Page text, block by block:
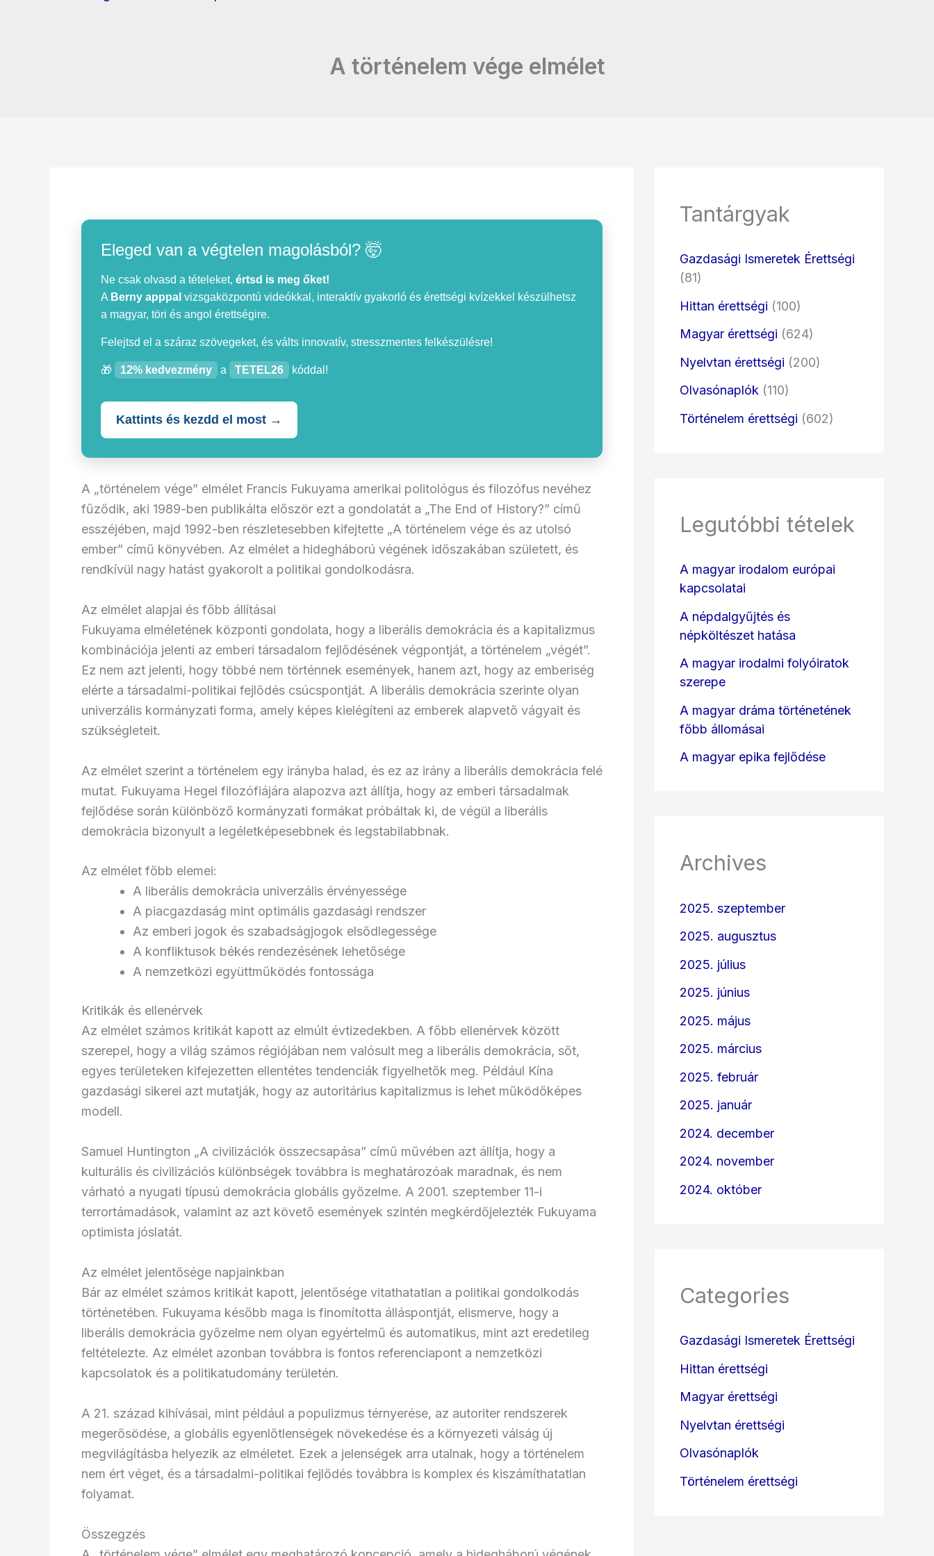
A történelem vége elmélet
Eleged van a végtelen magolásból? 🤯
Ne csak olvasd a tételeket, értsd is meg őket!
A Berny apppal vizsgaközpontú videókkal, interaktív gyakorló és érettségi kvízekkel készülhetsz
a magyar, töri és angol érettségire.
Felejtsd el a száraz szövegeket, és válts innovatív, stresszmentes felkészülésre!
🎁 12% kedvezmény a TETEL26 kóddal!
Kattints és kezdd el most →
A „történelem vége” elmélet Francis Fukuyama amerikai politológus és filozófus nevéhez
fűződik, aki 1989-ben publikálta először ezt a gondolatát a „The End of History?” című
esszéjében, majd 1992-ben részletesebben kifejtette „A történelem vége és az utolsó
ember” című könyvében. Az elmélet a hidegháború végének időszakában született, és
rendkívül nagy hatást gyakorolt a politikai gondolkodásra.
Az elmélet alapjai és főbb állításai
Fukuyama elméletének központi gondolata, hogy a liberális demokrácia és a kapitalizmus
kombinációja jelenti az emberi társadalom fejlődésének végpontját, a történelem „végét”.
Ez nem azt jelenti, hogy többé nem történnek események, hanem azt, hogy az emberiség
elérte a társadalmi-politikai fejlődés csúcspontját. A liberális demokrácia szerinte olyan
univerzális kormányzati forma, amely képes kielégíteni az emberek alapvető vágyait és
szükségleteit.
Az elmélet szerint a történelem egy irányba halad, és ez az irány a liberális demokrácia felé
mutat. Fukuyama Hegel filozófiájára alapozva azt állítja, hogy az emberi társadalmak
fejlődése során különböző kormányzati formákat próbáltak ki, de végül a liberális
demokrácia bizonyult a legéletképesebbnek és legstabilabbnak.
Az elmélet főbb elemei:
A liberális demokrácia univerzális érvényessége
A piacgazdaság mint optimális gazdasági rendszer
Az emberi jogok és szabadságjogok elsődlegessége
A konfliktusok békés rendezésének lehetősége
A nemzetközi együttműködés fontossága
Kritikák és ellenérvek
Az elmélet számos kritikát kapott az elmúlt évtizedekben. A főbb ellenérvek között
szerepel, hogy a világ számos régiójában nem valósult meg a liberális demokrácia, sőt,
egyes területeken kifejezetten ellentétes tendenciák figyelhetők meg. Például Kína
gazdasági sikerei azt mutatják, hogy az autoritárius kapitalizmus is lehet működőképes
modell.
Samuel Huntington „A civilizációk összecsapása” című művében azt állítja, hogy a
kulturális és civilizációs különbségek továbbra is meghatározóak maradnak, és nem
várható a nyugati típusú demokrácia globális győzelme. A 2001. szeptember 11-i
terrortámadások, valamint az azt követő események szintén megkérdőjelezték Fukuyama
optimista jóslatát.
Az elmélet jelentősége napjainkban
Bár az elmélet számos kritikát kapott, jelentősége vitathatatlan a politikai gondolkodás
történetében. Fukuyama később maga is finomította álláspontját, elismerve, hogy a
liberális demokrácia győzelme nem olyan egyértelmű és automatikus, mint azt eredetileg
feltételezte. Az elmélet azonban továbbra is fontos referenciapont a nemzetközi
kapcsolatok és a politikatudomány területén.
A 21. század kihívásai, mint például a populizmus térnyerése, az autoriter rendszerek
megerősödése, a globális egyenlőtlenségek növekedése és a környezeti válság új
megvilágításba helyezik az elméletet. Ezek a jelenségek arra utalnak, hogy a történelem
nem ért véget, és a társadalmi-politikai fejlődés továbbra is komplex és kiszámíthatatlan
folyamat.
Összegzés
Tantárgyak
Gazdasági Ismeretek Érettségi
(81)
Hittan érettségi (100)
Magyar érettségi (624)
Nyelvtan érettségi (200)
Olvasónaplók (110)
Történelem érettségi (602)
Legutóbbi tételek
A magyar irodalom európai
kapcsolatai
A népdalgyűjtés és
népköltészet hatása
A magyar irodalmi folyóiratok
szerepe
A magyar dráma történetének
főbb állomásai
A magyar epika fejlődése
Archives
2025. szeptember
2025. augusztus
2025. július
2025. június
2025. május
2025. március
2025. február
2025. január
2024. december
2024. november
2024. október
Categories
Gazdasági Ismeretek Érettségi
Hittan érettségi
Magyar érettségi
Nyelvtan érettségi
Olvasónaplók
Történelem érettségi